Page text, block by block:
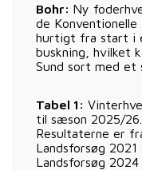
Bohr: Ny
de Konventionelle
hurtigt fra start i
buskning, hvilket
Sund sort med
Tabel 1:
til sæson 2025/26.
Resultaterne er
Landsforsøg
Landsforsøg